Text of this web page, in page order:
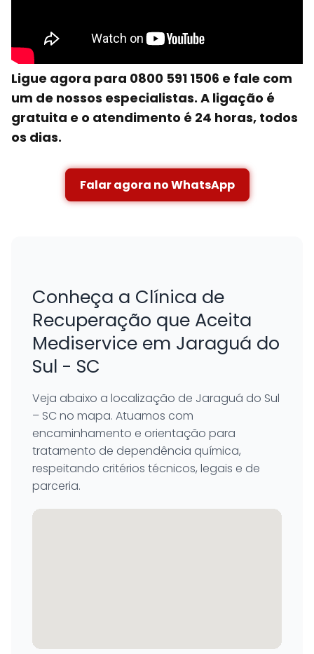
Ligue agora para 0800 591 1506 e fale com
um de nossos especialistas. A ligação é
gratuita e o atendimento é 24 horas, todos
os dias.
Falar agora no WhatsApp
Conheça a Clínica de
Recuperação que Aceita
Mediservice em Jaraguá do
Sul - SC
Veja abaixo a localização de Jaraguá do Sul
– SC no mapa. Atuamos com
encaminhamento e orientação para
tratamento de dependência química,
respeitando critérios técnicos, legais e de
parceria.